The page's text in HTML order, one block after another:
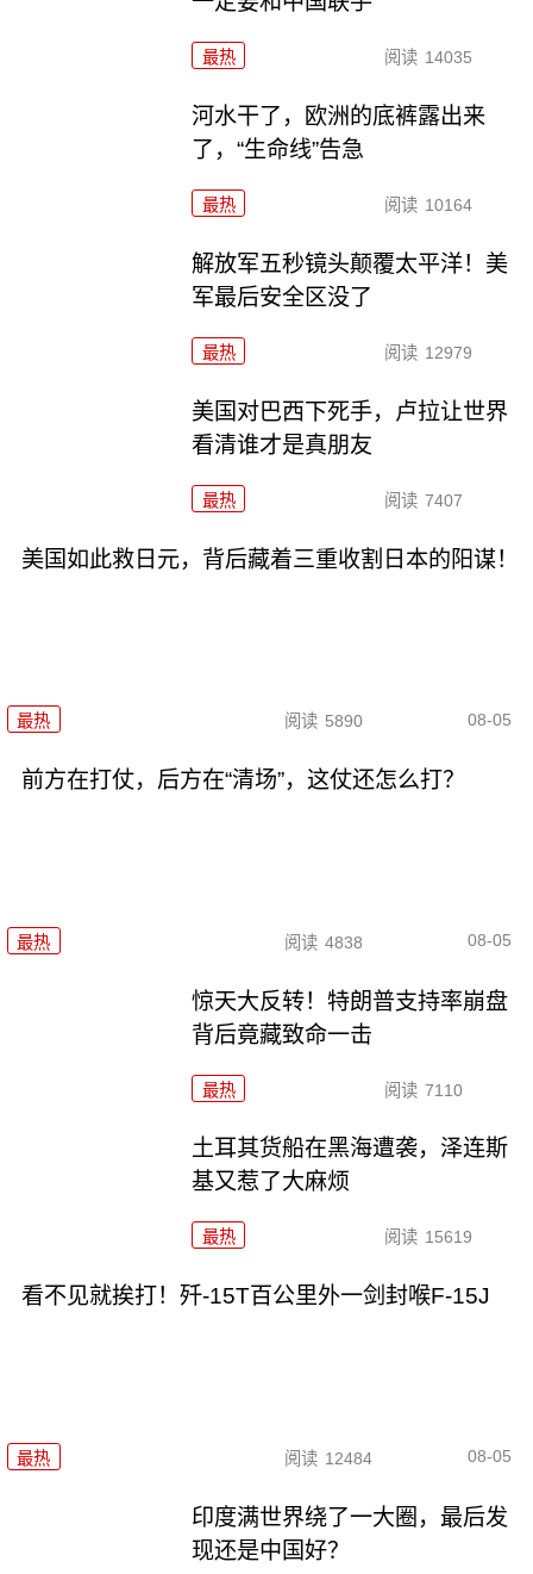
最热 阅读 14035
河水干了，欧洲的底裤露出来
了，“生命线”告急
最热 阅读 10164
解放军五秒镜头颠覆太平洋！美
军最后安全区没了
最热 阅读 12979
美国对巴西下死手，卢拉让世界
看清谁才是真朋友
最热 阅读 7407
美国如此救日元，背后藏着三重收割日本的阳谋！
最热 阅读 5890 08-05
前方在打仗，后方在“清场”，这仗还怎么打？
最热 阅读 4838 08-05
惊天大反转！特朗普支持率崩盘
背后竟藏致命一击
最热 阅读 7110
土耳其货船在黑海遭袭，泽连斯
基又惹了大麻烦
最热 阅读 15619
看不见就挨打！歼-15T百公里外一剑封喉F-15J
最热 阅读 12484 08-05
印度满世界绕了一大圈，最后发
现还是中国好？